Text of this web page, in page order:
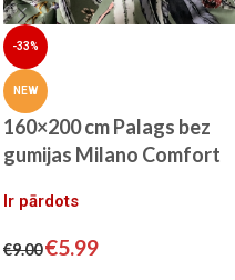
-33%
NEW
160×200 cm Palags bez
gumijas Milano Comfort
Ir pārdots
€9.00€5.99